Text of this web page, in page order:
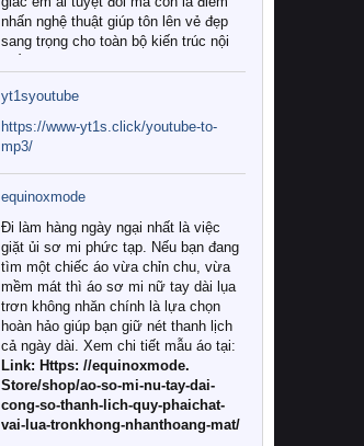
nhấn nghệ thuật giúp tôn lên vẻ đẹp
sang trọng cho toàn bộ kiến trúc nội
Tuy nhiên, giữa thị trường đa dạng
với vô vàn thương hiệu và mẫu mã
như hiện nay, làm thế nào để chọn
được những bộ chăn ga gối đệm cao
cấp thực sự chất lượng, phù hợp với
khí hậu và nhu cầu sử dụng của gia
đình? Hãy cùng chúng tôi đi tìm lời
giải đáp chi tiết qua bài viết dưới đây.
1. Tại sao các gia đình hiện đại lại ưa
chuộng chăn ga gối đệm cao cấp?
Khác với các dòng sản phẩm thông
thường, những bộ chăn ga gối đệm
cao cấp trải qua quy trình sản xuất
nghiêm ngặt từ khâu chọn lọc nguyên
liệu tự nhiên đến công nghệ dệt
nhuộm hiện đại không chứa hóa chất
yt1syoutube
https://www-yt1s.click/youtube-to-
mp3/
equinoxmode
Đi làm hàng ngày ngại nhất là việc
giặt ủi sơ mi phức tạp. Nếu bạn đang
tìm một chiếc áo vừa chỉn chu, vừa
mềm mát thì áo sơ mi nữ tay dài lụa
trơn không nhăn chính là lựa chọn
hoàn hảo giúp bạn giữ nét thanh lịch
cả ngày dài. Xem chi tiết mẫu áo tại:
Link: Https: //equinoxmode.
Store/shop/ao-so-mi-nu-tay-dai-
cong-so-thanh-lich-quy-phaichat-
vai-lua-tronkhong-nhanthoang-mat/